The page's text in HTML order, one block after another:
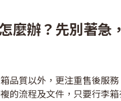
麼辦？先別著急
品質以外，更注重售後服
的流程及文件，只要行李